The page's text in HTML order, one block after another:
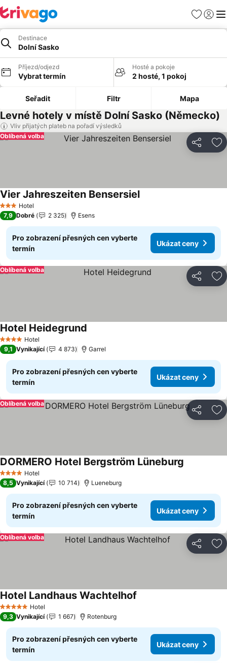
Oblíbené
Destinace
Dolní Sasko
Příjezd/odjezd
Vybrat termín
Hosté a pokoje
2 hosté, 1 pokoj
Seřadit Filtr Mapa
Levné hotely v místě Dolní Sasko (Německo)
Vliv přijatých plateb na pořadí výsledků
Sdílet
Oblíbená volba
3 Počet hvězdiček
Hotel
Vier Jahreszeiten Bensersiel
7,9 Dobré 2 325 Esens
Pro zobrazení přesných cen vyberte
termín
Ukázat ceny
Sdílet
Oblíbená volba
4 Počet hvězdiček
Hotel
Hotel Heidegrund
9,1 Vynikající 4 873 Garrel
Pro zobrazení přesných cen vyberte
termín
Ukázat ceny
Sdílet
Oblíbená volba
4 Počet hvězdiček
Hotel
DORMERO Hotel Bergström Lüneburg
8,5 Vynikající 10 714 Lueneburg
Pro zobrazení přesných cen vyberte
termín
Ukázat ceny
Sdílet
Oblíbená volba
5 Počet hvězdiček
Hotel
Hotel Landhaus Wachtelhof
9,3 Vynikající 1 667 Rotenburg
Pro zobrazení přesných cen vyberte
termín
Ukázat ceny